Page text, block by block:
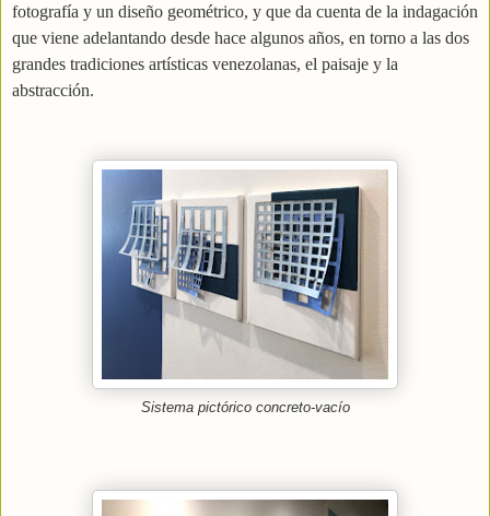
fotografía y un diseño geométrico, y que da cuenta de la indagación
que viene adelantando desde hace algunos años, en torno a las dos
grandes tradiciones artísticas venezolanas, el paisaje y la
abstracción.
Sistema pictórico concreto-vacío